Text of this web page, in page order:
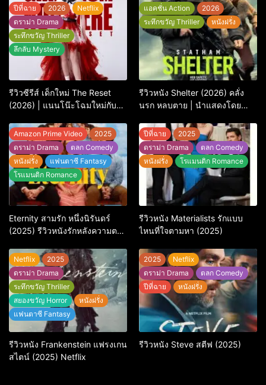
ปีที่ฉาย 2026
Netflix
ดราม่า Drama
ระทึกขวัญ Thriller
ลึกลับ Mystery
รีวิวซีรีส์ เด็กใหม่ The Reset
(2026) | แนนโน๊ะโฉมใหม่กับ
แอคชั่น Action
2026
ระทึกขวัญ Thriller
หนังฝรั่ง
รีวิวหนัง Shelter (2026) คลั่ง
นรก หลบตาย | นำแสดงโดย
Amazon Prime Video
2025
ดราม่า Drama
ตลก Comedy
หนังฝรั่ง
แฟนตาซี Fantasy
โรแมนติก Romance
Eternity สามรัก หนึ่งนิรันดร์
(2025) รีวิวหนังรักหลังความตาย
รันดร์
ปีที่ฉาย
2025
ดราม่า Drama
ตลก Comedy
หนังฝรั่ง
โรแมนติก Romance
รีวิวหนัง Materialists รักแบบ
ไหนที่ใจตามหา (2025)
Netflix
2025
ดราม่า Drama
ระทึกขวัญ Thriller
สยองขวัญ Horror
หนังฝรั่ง
แฟนตาซี Fantasy
รีวิวหนัง Frankenstein แฟรงเกน
สไตน์ (2025) Netflix
2025
Netflix
ดราม่า Drama
ตลก Comedy
ปีที่ฉาย
หนังฝรั่ง
รีวิวหนัง Steve สตีฟ (2025)